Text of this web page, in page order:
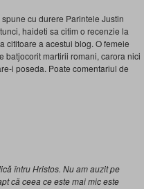
cu durere Parintele Justin
haideti sa citim o recenzie la
cititoare a acestui blog. O femeie
batjocorit martirii romani, carora nici
i poseda. Poate comentariul de
întru Hristos. Nu am auzit pe
că ceea ce este mai mic este